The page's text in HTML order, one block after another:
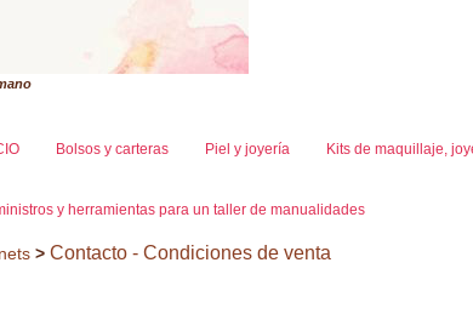
Bolsos y carteras Piel y joyería Kits de maquillaje,
y herramientas para un taller de manualidades
> Contacto - Condiciones de venta